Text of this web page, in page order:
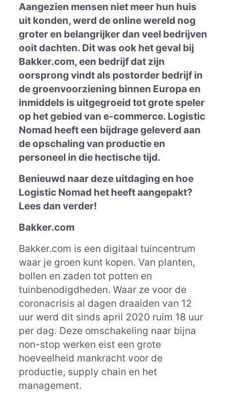
Aangezien mensen niet meer hun huis
uit konden, werd de online wereld nog
groter en belangrijker dan veel bedrijven
ooit dachten. Dit was ook het geval bij
Bakker.com, een bedrijf dat zijn
oorsprong vindt als postorder bedrijf in
de groenvoorziening binnen Europa en
inmiddels is uitgegroeid tot grote speler
op het gebied van e-commerce. Logistic
Nomad heeft een bijdrage geleverd aan
de opschaling van productie en
personeel in die hectische tijd.
Benieuwd naar deze uitdaging en hoe
Logistic Nomad het heeft aangepakt?
Lees dan verder!
Bakker.com
Bakker.com is een digitaal tuincentrum
waar je groen kunt kopen. Van planten,
bollen en zaden tot potten en
tuinbenodigdheden. Waar ze voor de
coronacrisis al dagen draaiden van 12
uur werd dit sinds april 2020 ruim 18 uur
per dag. Deze omschakeling naar bijna
non-stop werken eist een grote
hoeveelheid mankracht voor de
productie, supply chain en het
management.